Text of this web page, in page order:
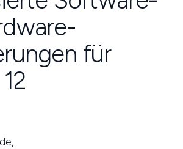
für